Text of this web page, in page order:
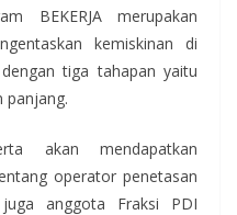
BEKERJA merupakan
kemiskinan di
tiga tahapan yaitu
panjang.
akan mendapatkan
operator penetasan
anggota Fraksi PDI